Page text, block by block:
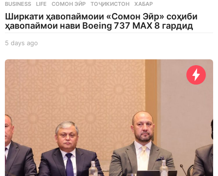
BUSINESS ,LIFE СОМОН ЭЙР ,ТОҶИКИСТОН ,ХАБАР
Ширкати ҳавопаймоии «Сомон Эйр» соҳиби
ҳавопаймои нави Boeing 737 MAX 8 гардид
5 days ago
a